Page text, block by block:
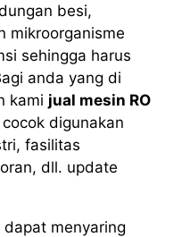
besi,
mikroorganisme
sehingga harus
anda yang di
kami jual mesin RO
digunakan
fasilitas
dll. update
dapat menyaring